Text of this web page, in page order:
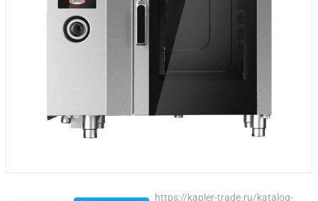
https://kapler-trade.ru/katalog-